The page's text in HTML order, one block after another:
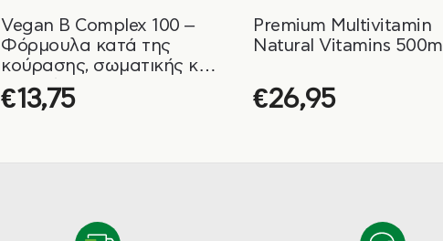
Vegan B Complex 100 –
Φόρμουλα κατά της
κούρασης, σωματικής και
ψυχικής Natural Vitamins
€13,75
Premium Multivitamin
Natural Vitamins 500ml
€26,95